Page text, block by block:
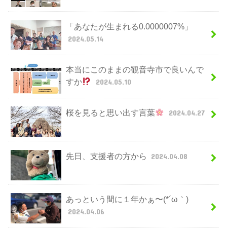
「あなたが生まれる0.0000007%」
2024.05.14
本当にこのままの観音寺市で良いんで
すか
2024.05.10
桜を見ると思い出す言葉 2024.04.27
先日、支援者の方から 2024.04.08
あっという間に１年かぁ〜(*´ω｀)
2024.04.06